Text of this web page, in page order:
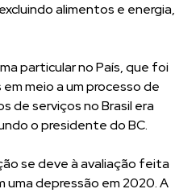
alimentos e energia,
particular no País, que foi
meio a um processo de
de serviços no Brasil era
o presidente do BC.
se deve à avaliação feita
uma depressão em 2020. A